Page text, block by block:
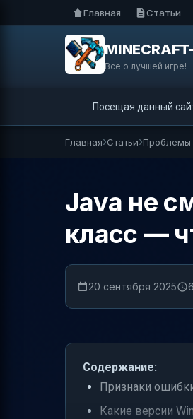
Главная Статьи
Все о лучшей игре!
Посещая данный
Главная Статьи Проблемы
Java не
класс —
20 сентября 2025
Содержание:
Признаки
Какие версии